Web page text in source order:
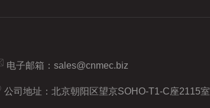
电子邮箱： sales@cnmec.biz
公司地址：北京朝阳区望京SOHO-T1-C座2115室